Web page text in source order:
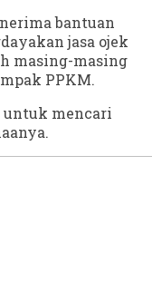
bantuan
jasa ojek
masing-masing
PPKM.
untuk mencari